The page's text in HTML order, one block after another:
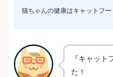
猫ちゃんの健康はキャットフー
『キャット
た！